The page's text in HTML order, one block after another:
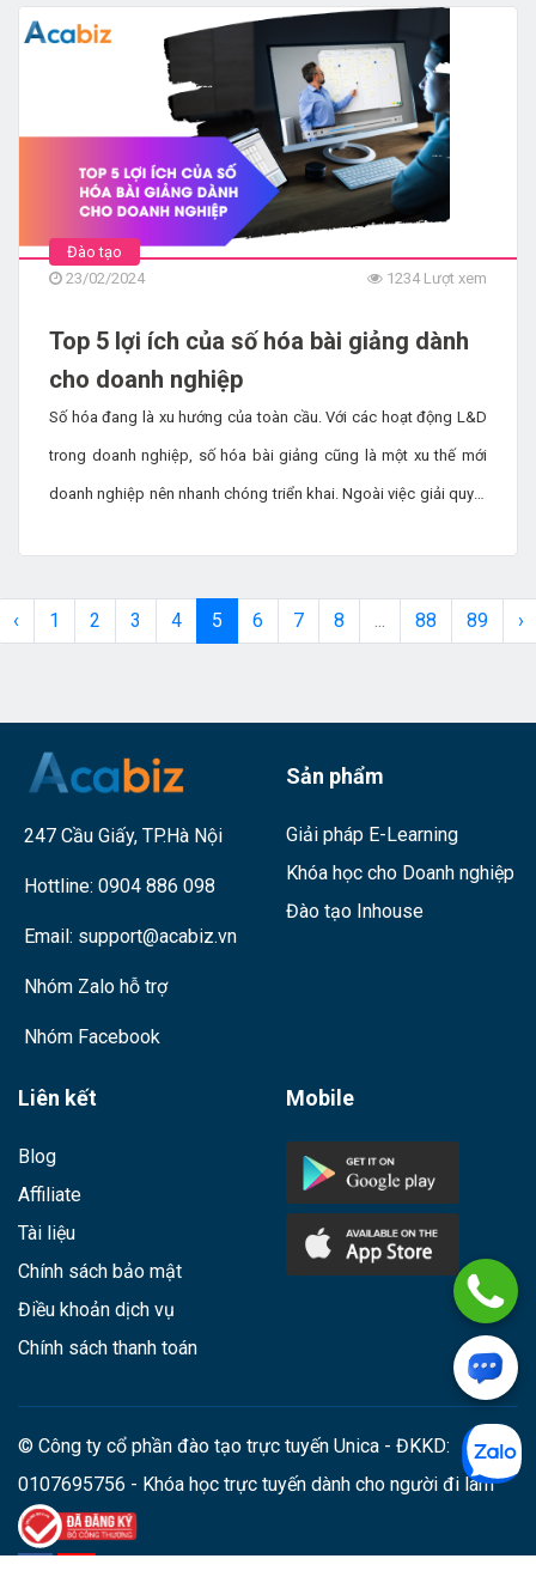
nhân sự thông qua bài viết dưới đây.
Đào tạo
23/02/2024
1234 Lượt xem
Top 5 lợi ích của số hóa bài giảng dành
cho doanh nghiệp
Số hóa đang là xu hướng của toàn cầu. Với các hoạt động L&D
trong doanh nghiệp, số hóa bài giảng cũng là một xu thế mới
doanh nghiệp nên nhanh chóng triển khai. Ngoài việc giải quyết
Cùng Acabiz tìm hiểu top 5 lợi ích đặc biệt mà quy trình số hóa
bài giảng mang lại cho doanh nghiệp là gì qua bài viết dưới đây.
‹ 1 2 3 4 5 6 7 8 ... 88 89 ›
247 Cầu Giấy, TP.Hà Nội
Hottline: 0904 886 098
Email: support@acabiz.vn
Nhóm Zalo hỗ trợ
Nhóm Facebook
Sản phẩm
Giải pháp E-Learning
Khóa học cho Doanh nghiệp
Đào tạo Inhouse
Liên kết
Blog
Affiliate
Tài liệu
Chính sách bảo mật
Điều khoản dịch vụ
Chính sách thanh toán
Mobile
© Công ty cổ phần đào tạo trực tuyến Unica - ĐKKD:
0107695756 - Khóa học trực tuyến dành cho người đi làm